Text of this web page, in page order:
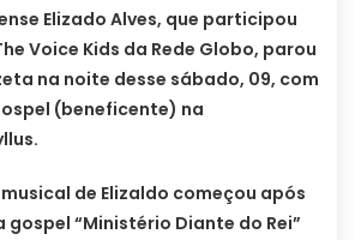
Elizado Alves, que participou
Voice Kids da Rede Globo, parou
na noite desse sábado, 09, com
(beneficente) na
de Elizaldo começou após
gospel “Ministério Diante do Rei”